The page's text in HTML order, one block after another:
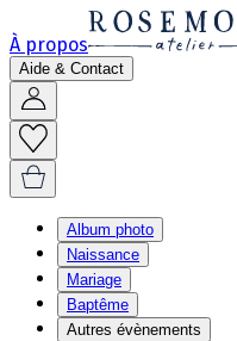
À propos
Aide & Contact
Album photo
Naissance
Mariage
Baptême
Autres évènements